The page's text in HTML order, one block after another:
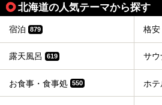
北海道の人気テーマから探す
宿泊 879 格安
露天風呂 619 サウ
お食事・食事処 550 ホテ